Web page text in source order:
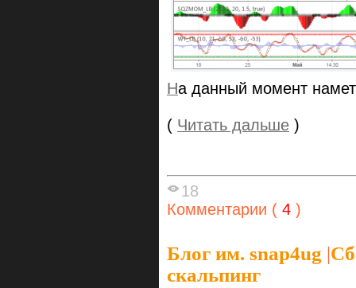
На данный момент
( Читать дальше )
18
Комментарии ( 4 )
Блог им. snap4ug |
скальпинг